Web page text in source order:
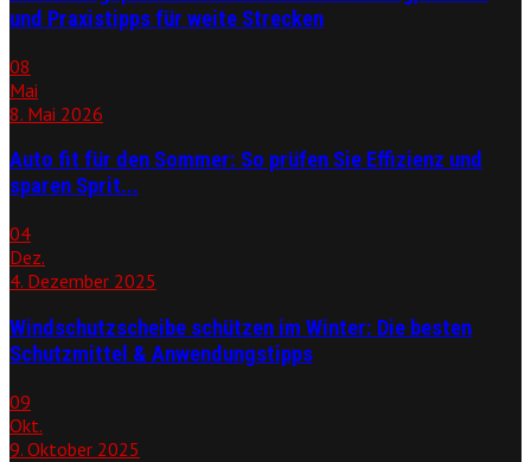
und Praxistipps für weite Strecken
08
Mai
8. Mai 2026
Auto fit für den Sommer: So prüfen Sie Effizienz und
sparen Sprit...
04
Dez.
4. Dezember 2025
Windschutzscheibe schützen im Winter: Die besten
Schutzmittel & Anwendungstipps
09
Okt.
9. Oktober 2025